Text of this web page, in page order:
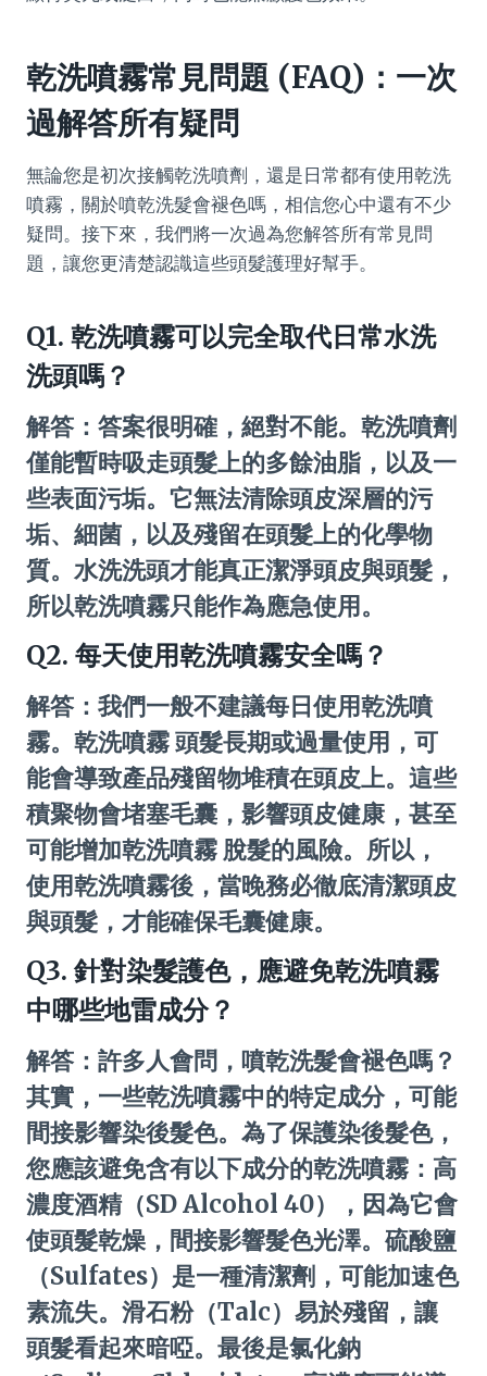
乾洗噴霧常見問題 (FAQ)：一次
過解答所有疑問
無論您是初次接觸乾洗噴劑，還是日常都有使用乾洗
噴霧，關於噴乾洗髮會褪色嗎，相信您心中還有不少
疑問。接下來，我們將一次過為您解答所有常見問
題，讓您更清楚認識這些頭髮護理好幫手。
Q1. 乾洗噴霧可以完全取代日常水洗
洗頭嗎？
解答：答案很明確，絕對不能。乾洗噴劑
僅能暫時吸走頭髮上的多餘油脂，以及一
些表面污垢。它無法清除頭皮深層的污
垢、細菌，以及殘留在頭髮上的化學物
質。水洗洗頭才能真正潔淨頭皮與頭髮，
所以乾洗噴霧只能作為應急使用。
Q2. 每天使用乾洗噴霧安全嗎？
解答：我們一般不建議每日使用乾洗噴
霧。乾洗噴霧 頭髮長期或過量使用，可
能會導致產品殘留物堆積在頭皮上。這些
積聚物會堵塞毛囊，影響頭皮健康，甚至
可能增加乾洗噴霧 脫髮的風險。所以，
使用乾洗噴霧後，當晚務必徹底清潔頭皮
與頭髮，才能確保毛囊健康。
Q3. 針對染髮護色，應避免乾洗噴霧
中哪些地雷成分？
解答：許多人會問，噴乾洗髮會褪色嗎？
其實，一些乾洗噴霧中的特定成分，可能
間接影響染後髮色。為了保護染後髮色，
您應該避免含有以下成分的乾洗噴霧：高
濃度酒精（SD Alcohol 40），因為它會
使頭髮乾燥，間接影響髮色光澤。硫酸鹽
（Sulfates）是一種清潔劑，可能加速色
素流失。滑石粉（Talc）易於殘留，讓
頭髮看起來暗啞。最後是氯化鈉